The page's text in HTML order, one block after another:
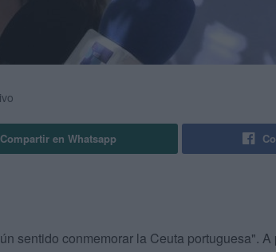
Compartir en Whatsapp
sentido conmemorar la Ceuta portuguesa".